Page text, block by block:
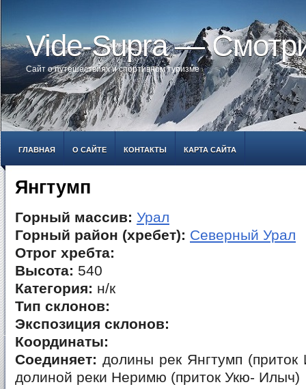
Vide-Supra —
Сайт о путешествиях и спортивном туризме
ГЛАВНАЯ О САЙТЕ КОНТАКТЫ КАРТА САЙТА
Янгтумп
Горный массив: Урал
Горный район (хребет): Северный Урал
Отрог хребта:
Высота: 540
Категория: н/к
Тип склонов:
Экспозиция склонов:
Координаты:
Соединяет: долины рек Янгтумп
долиной реки Неримю (приток Укю- Илыч)